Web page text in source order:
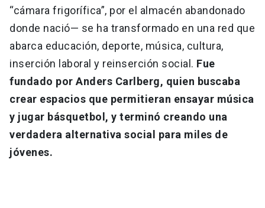
“cámara frigorífica”, por el almacén abandonado
donde nació— se ha transformado en una red que
abarca educación, deporte, música, cultura,
inserción laboral y reinserción social. Fue
fundado por Anders Carlberg, quien buscaba
crear espacios que permitieran ensayar música
y jugar básquetbol, y terminó creando una
verdadera alternativa social para miles de
jóvenes.